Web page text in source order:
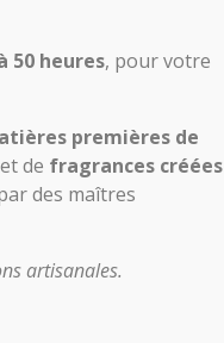
50 heures, pour votre
premières de
et de fragrances créées
des maîtres
artisanales.